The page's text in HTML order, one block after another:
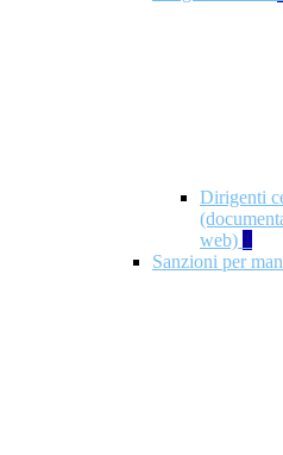
Dirigenti
web) 1
Sanzioni per